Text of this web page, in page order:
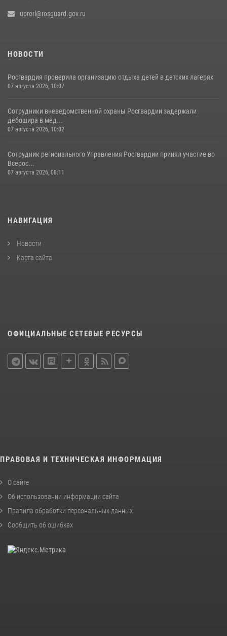
uprorl@rosguard.gov.ru
НОВОСТИ
Росгвардия проверила организацию отдыха детей в детских лагерях
07 августа 2026, 10:07
Сотрудники вневедомственной охраны Росгвардии задержали
дебошира в мед...
07 августа 2026, 10:02
Сотрудник регионального Управления Росгвардии принял участие во
Всерос...
07 августа 2026, 08:11
НАВИГАЦИЯ
Новости
Карта сайта
ОФИЦИАЛЬНЫЕ СЕТЕВЫЕ РЕСУРСЫ
ПРАВОВАЯ И ТЕХНИЧЕСКАЯ ИНФОРМАЦИЯ
О сайте
Об использовании информации сайта
Правила обработки персональных данных
Сообщить об ошибках